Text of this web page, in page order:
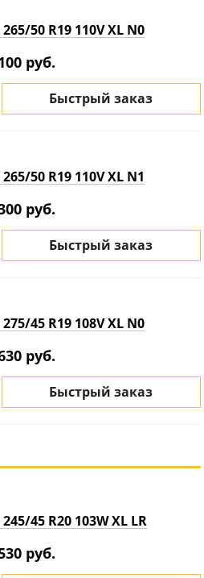
265/50 R19 110V XL N0
руб.
Быстрый заказ
265/50 R19 110V XL N1
руб.
Быстрый заказ
275/45 R19 108V XL N0
руб.
Быстрый заказ
245/45 R20 103W XL LR
руб.